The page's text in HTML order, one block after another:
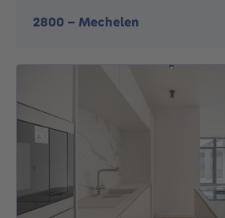
2800 - Mechelen